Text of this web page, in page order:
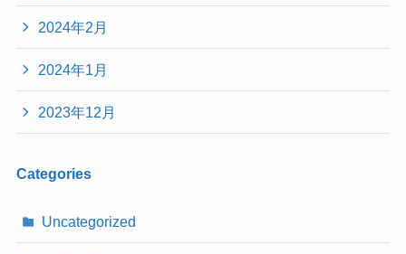
2024年2月
2024年1月
2023年12月
Categories
Uncategorized